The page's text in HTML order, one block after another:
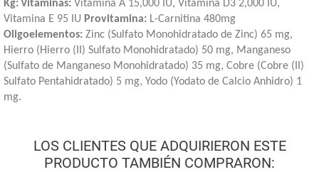
Kg: Vitaminas: Vitamina A 15,000 IU, Vitamina D3 2,000 IU,
Vitamina E 95 IU Provitamina: L-Carnitina 480mg
Oligoelementos: Zinc (Sulfato Monohidratado de Zinc) 65 mg,
Hierro (Hierro (II) Sulfato Monohidratado) 50 mg, Manganeso
(Sulfato de Manganeso Monohidratado) 35 mg, Cobre (Cobre (II)
Sulfato Pentahidratado) 5 mg, Yodo (Yodato de Calcio Anhidro) 1
mg.
LOS CLIENTES QUE ADQUIRIERON ESTE
PRODUCTO TAMBIÉN COMPRARON: